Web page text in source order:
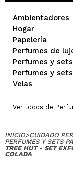
Ambientadores
Hogar
Papelería
Perfumes de
Perfumes y
Perfumes y
Velas
Ver todos de
INICIO>CUIDADO
PERFUMES Y SETS
TREE HUT - SET
COLADA